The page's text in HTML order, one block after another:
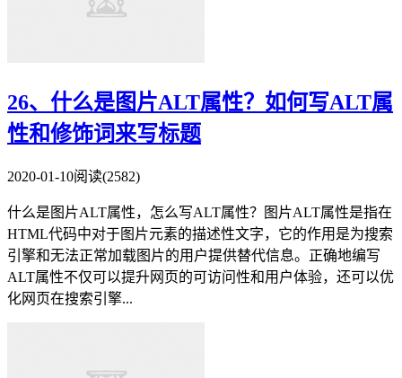
26、什么是图片ALT属性？如何写ALT属
性和修饰词来写标题
2020-01-10阅读(2582)
什么是图片ALT属性，怎么写ALT属性？图片ALT属性是指在
HTML代码中对于图片元素的描述性文字，它的作用是为搜索
引擎和无法正常加载图片的用户提供替代信息。正确地编写
ALT属性不仅可以提升网页的可访问性和用户体验，还可以优
化网页在搜索引擎...